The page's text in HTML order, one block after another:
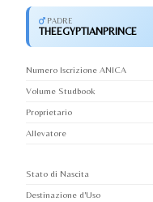
PADRE
THEEGYPTIANPRINCE
Numero Iscrizione ANICA
Volume Studbook
Proprietario
Allevatore
Stato di Nascita
Destinazione d'Uso